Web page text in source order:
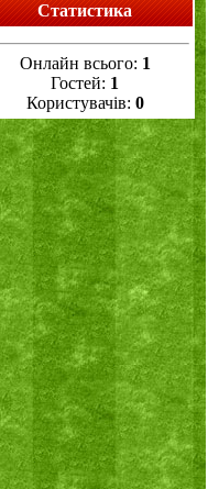
Статистика
Онлайн всього: 1
Гостей: 1
Користувачів: 0